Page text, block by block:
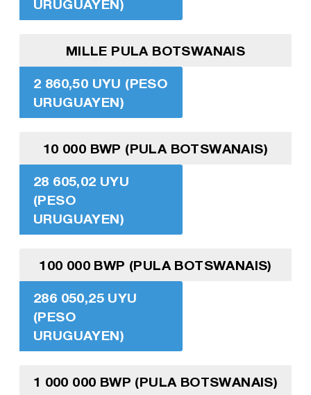
URUGUAYEN)
MILLE PULA BOTSWANAIS
2 860,50 UYU (PESO
URUGUAYEN)
10 000 BWP (PULA BOTSWANAIS)
28 605,02 UYU
(PESO
URUGUAYEN)
100 000 BWP (PULA BOTSWANAIS)
286 050,25 UYU
(PESO
URUGUAYEN)
1 000 000 BWP (PULA BOTSWANAIS)